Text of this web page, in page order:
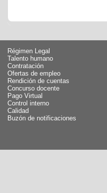
Régimen Legal
Talento humano
Contratación
Ofertas de empleo
Rendición de cuentas
Concurso docente
Pago Virtual
Control interno
Calidad
Buzón de notificaciones